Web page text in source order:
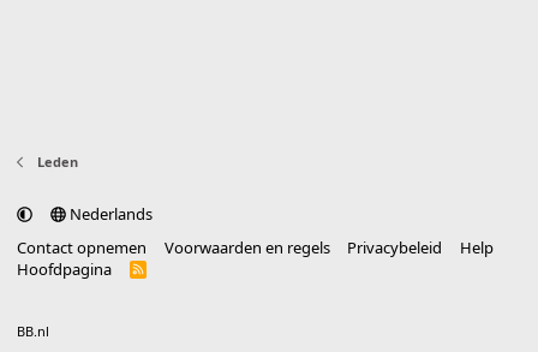
Leden
Nederlands
Contact opnemen
Voorwaarden en regels Privacybeleid
Help
Hoofdpagina
R
BB.nl